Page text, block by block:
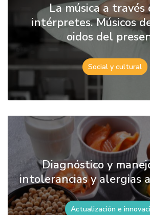
La música a través
intérpretes. Músicos
oidos del
Social y cultural
Diagnóstico y
intolerancias y alergias
Actualización e